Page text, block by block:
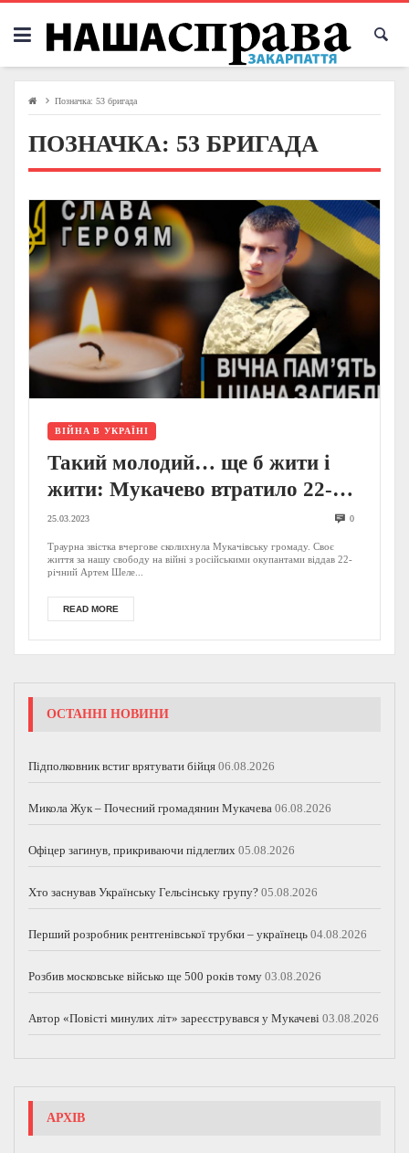
Skip
content
Позначка: 53 бригада
ПОЗНАЧКА: 53 БРИГАДА
ВІЙНА В УКРАЇНІ
Такий молодий… ще б жити і
жити: Мукачево втратило 22-
річного Героя у складі 53-ї
бригади (ФОТО)
25.03.2023 0
Траурна звістка вчергове сколихнула Мукачівську громаду. Своє
життя за нашу свободу на війні з російськими окупантами віддав 22-
річний Артем Шеле...
READ MORE
ОСТАННІ НОВИНИ
Підполковник встиг врятувати бійця 06.08.2026
Микола Жук – Почесний громадянин Мукачева 06.08.2026
Офіцер загинув, прикриваючи підлеглих 05.08.2026
Хто заснував Українську Гельсінську групу? 05.08.2026
Перший розробник рентгенівської трубки – українець 04.08.2026
Розбив московське військо ще 500 років тому 03.08.2026
Автор «Повісті минулих літ» зареєструвався у Мукачеві 03.08.2026
АРХІВ